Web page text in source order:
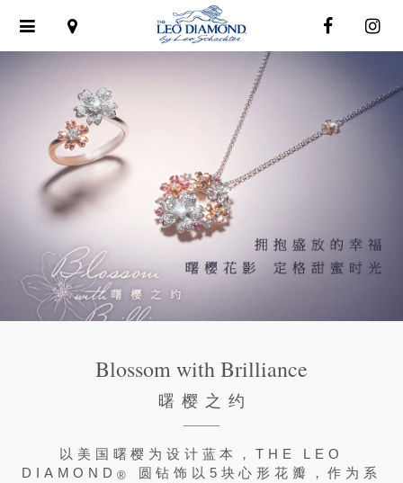
navigation
Blossom with Brilliance
曙樱之约
以美国曙樱为设计蓝本，THE LEO
DIAMOND ®
圆钻饰以5块心形花瓣，作为系